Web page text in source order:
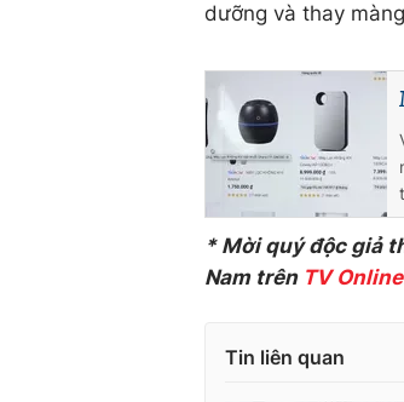
dưỡng và thay
* Mời quý độc giả
Nam trên TV Online
Tin liên quan